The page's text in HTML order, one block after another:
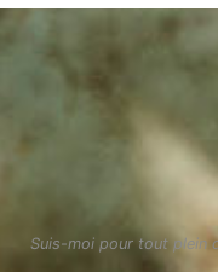
Suis-moi pour tout plein